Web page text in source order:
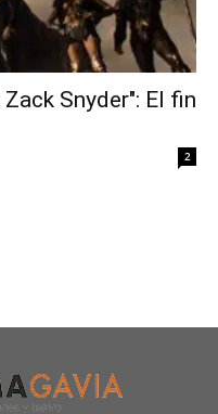
Snyder": El fin
2